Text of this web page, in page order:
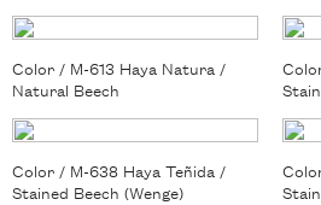
Color / M-613 Haya Natura /
Natural Beech
Color / M-638 Haya Teñida /
Stained Beech (Wenge)